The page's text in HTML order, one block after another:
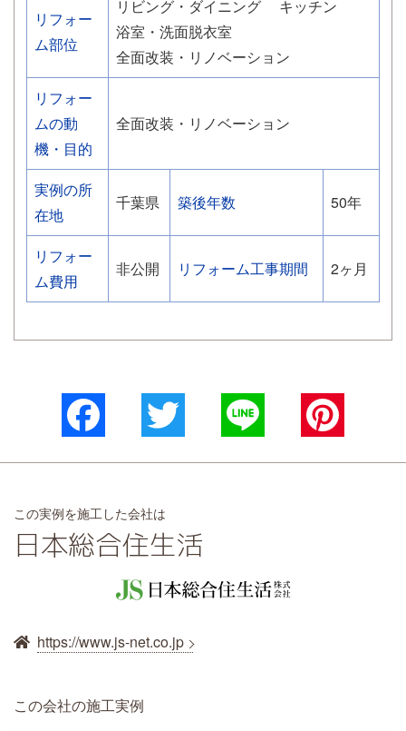
リフォー
ム部位
リビング・ダイニング
キッチン
浴室・洗面脱衣室
全面改装・リノベーション
リフォー
ムの動
機・目的
全面改装・リノベーション
実例の所
在地
千葉県 築後年数 50年
リフォー
ム費用
非公開 リフォーム工事期間 2ヶ月
Facebook
この実例を施工した会社は
日本総合住生活
https://www.js-net.co.jp
この会社の施工実例